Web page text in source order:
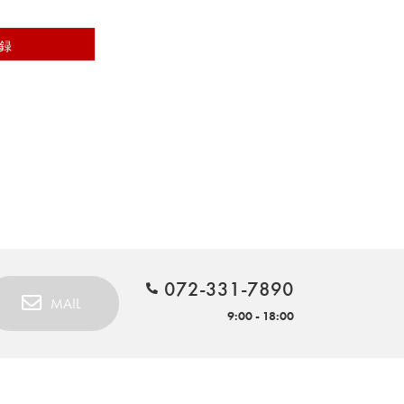
MAIL
072-331-7890
9:00 - 18:00